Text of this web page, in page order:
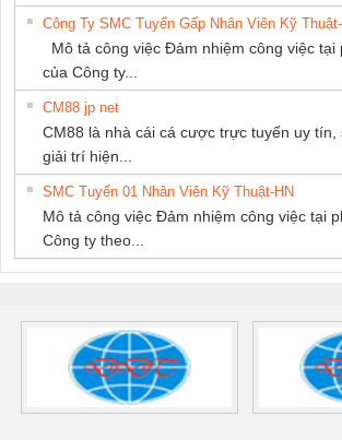
Công Ty SMC Tuyển Gấp Nhân Viên Kỹ
Mô tả công việc Đảm nhiệm công việc tại
của Công ty...
CM88 jp net
CM88 là nhà cái cá cược trực tuyến uy
giải trí hiện...
SMC Tuyển 01 Nhân Viên Kỹ Thuật-HN
Mô tả công việc Đảm nhiệm công việc tại
Công ty theo...